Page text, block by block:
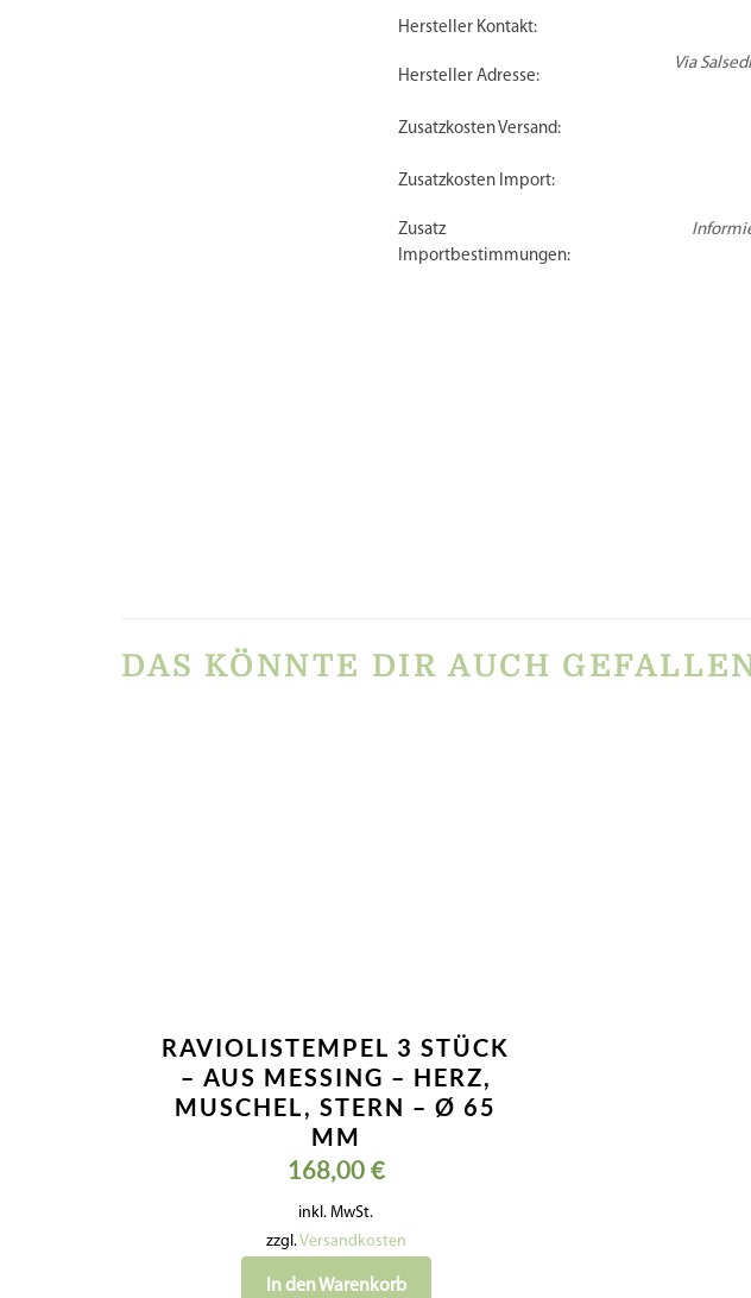
Hersteller Kontakt:
Hersteller Adresse:
Via
Zusatzkosten Versand:
Zusatzkosten Import:
Zusatz
Importbestimmungen:
DAS KÖNNTE DIR AUCH
RAVIOLISTEMPEL 3 STÜCK
– AUS MESSING – HERZ,
MUSCHEL, STERN – Ø 65
MM
168,00€
inkl. MwSt.
zzgl.Versandkosten
In den Warenkorb